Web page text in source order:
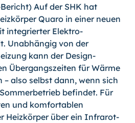
Auf der SHK hat
Quaro in einer neuen
integrierter Elektro-
Unabhängig von der
kann der Design-
Übergangszeiten für Wärme
– also selbst dann, wenn sich
befindet. Für
und komfor­tablen
Heizkörper über ein Infrarot-